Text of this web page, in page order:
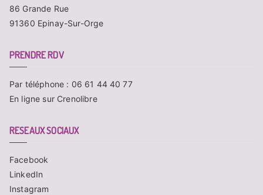
86 Grande Rue
91360 Epinay-Sur-Orge
PRENDRE RDV
Par téléphone : 06 61 44 40 77
En ligne sur Crenolibre
RESEAUX SOCIAUX
Facebook
LinkedIn
Instagram